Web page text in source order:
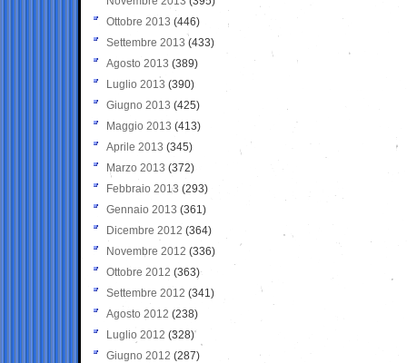
Ottobre 2013 (446)
Settembre 2013 (433)
Agosto 2013 (389)
Luglio 2013 (390)
Giugno 2013 (425)
Maggio 2013 (413)
Aprile 2013 (345)
Marzo 2013 (372)
Febbraio 2013 (293)
Gennaio 2013 (361)
Dicembre 2012 (364)
Novembre 2012 (336)
Ottobre 2012 (363)
Settembre 2012 (341)
Agosto 2012 (238)
Luglio 2012 (328)
Giugno 2012 (287)